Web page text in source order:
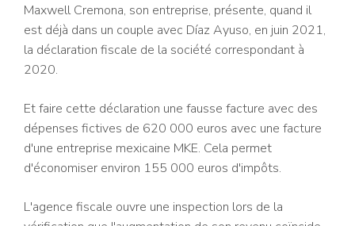
Maxwell Cremona, son entreprise, présente, quand il
est déjà dans un couple avec Díaz Ayuso, en juin 2021,
la déclaration fiscale de la société correspondant à
2020.
Et faire cette déclaration une fausse facture avec des
dépenses fictives de 620 000 euros avec une facture
d'une entreprise mexicaine MKE. Cela permet
d'économiser environ 155 000 euros d'impôts.
L'agence fiscale ouvre une inspection lors de la